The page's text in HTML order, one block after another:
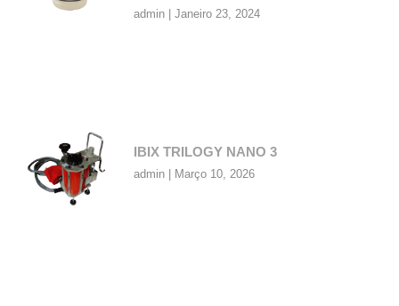
admin Janeiro 23, 2024
IBIX TRILOGY NANO 3
admin Março 10, 2026